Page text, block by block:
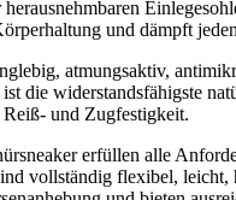
und dämpft
atmungsaktiv,
die widerstandsfähigste
und Zugfestigkeit.
erfüllen alle
vollständig flexibel, leicht,